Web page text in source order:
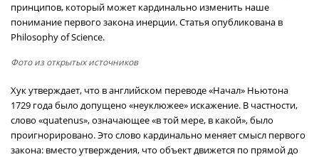
принципов, который может кардинально изменить наше
понимание первого закона инерции. Статья опубликована в
Philosophy of Science.
Фото из открытых источников
Хук утверждает, что в английском переводе «Начал» Ньютона
1729 года было допущено «неуклюжее» искажение. В частности,
слово «quatenus», означающее «в той мере, в какой», было
проигнорировано. Это слово кардинально меняет смысл первого
закона: вместо утверждения, что объект движется по прямой до